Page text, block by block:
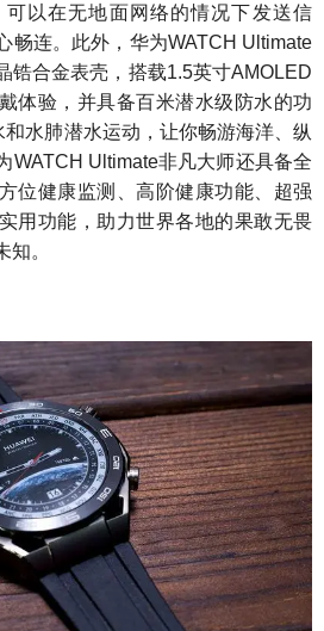
以在无地面网络的情况下发送信
畅连。此外，华为WATCH Ultimate
锆合金表壳，搭载1.5英寸AMOLED
体验，并具备百米潜水级防水的功
水肺潜水运动，让你畅游海洋、纵
WATCH Ultimate非凡大师还具备全
位健康监测、高阶健康功能、超强
用功能，助力世界各地的果敢无畏
。